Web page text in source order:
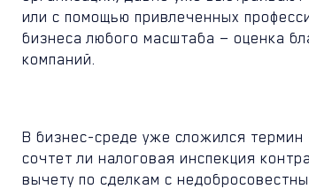
или с помощью привлеченных
бизнеса любого масштаба — оценка
компаний.
В бизнес-среде уже сложился термин
сочтет ли налоговая инспекция
вычету по сделкам с